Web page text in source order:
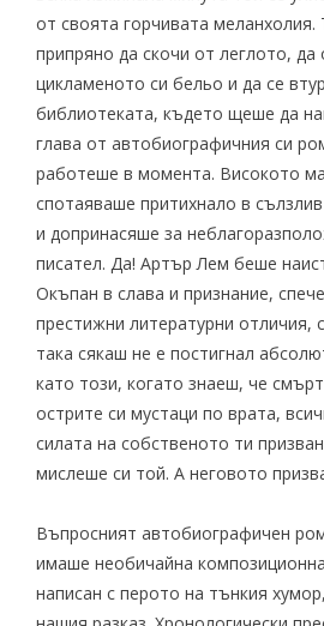
от своята горчивата меланхолия.
припряно да скочи от леглото, да
цикламеното си бельо и да се
библиотеката, където щеше да
глава от автобиографичния си
работеше в момента. Високото
спотаяваше притихнало в
и допринасяше за
писател. Да! Артър Лем беше
Окъпан в слава и признание,
престижни литературни отличия,
така сякаш не е постигнал
като този, когато знаеш, че
острите си мустаци по врата,
силата на собственото ти
мислеше си той. А неговото
Въпросният автобиографичен
имаше необичайна
написан с перото на тънкия